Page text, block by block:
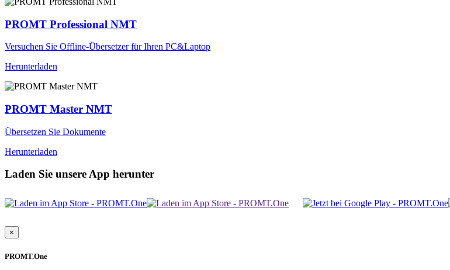
PROMT Professional NMT
Versuchen Sie Offline-Übersetzer für Ihren PC&Laptop
Herunterladen
PROMT Master NMT
Übersetzen Sie Dokumente
Herunterladen
Laden Sie unsere App herunter
×
PROMT.One